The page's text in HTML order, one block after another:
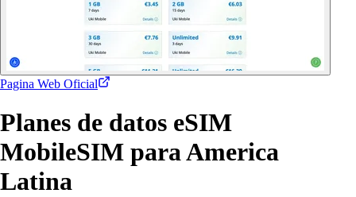
Pagina Web Oficial
Planes de datos eSIM
MobileSIM para America
Latina